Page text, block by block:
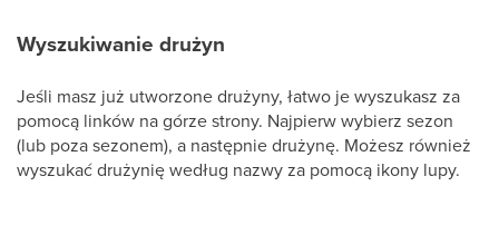
Wyszukiwanie drużyn
Jeśli masz już utworzone drużyny, łatwo je wyszukasz za
pomocą linków na górze strony. Najpierw wybierz sezon
(lub poza sezonem), a następnie drużynę. Możesz również
wyszukać drużynię według nazwy za pomocą ikony lupy.